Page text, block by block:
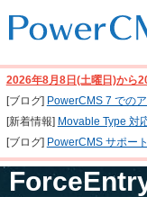
2026年8月8日(土曜日)から
[ブログ] PowerCMS 7 での
[新着情報] Movable Type 対
[ブログ] PowerCMS サポー